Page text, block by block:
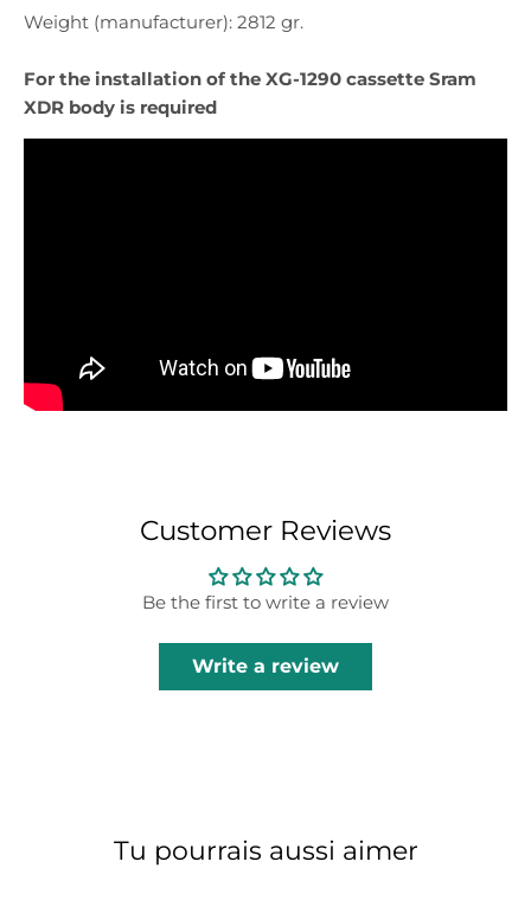
Weight (manufacturer): 2812 gr.
For the installation of the XG-1290 cassette Sram
XDR body is required
Customer Reviews
Be the first to write a review
Write a review
Tu pourrais aussi aimer